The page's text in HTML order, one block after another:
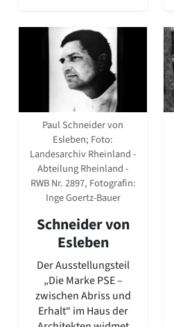
Paul Schneider von
Esleben; Foto:
Landesarchiv Rheinland -
Abteilung Rheinland -
RWB Nr. 2897, Fotografin:
Inge Goertz-Bauer
Schneider von
Esleben
Der Ausstellungsteil
„Die Marke PSE –
zwischen Abriss und
Erhalt“ im Haus der